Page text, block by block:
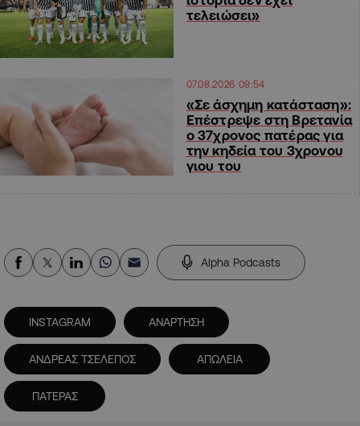
τελειώσει»
07.08.2026 09:54
«Σε άσχημη κατάσταση»:
Επέστρεψε στη Βρετανία
ο 37χρονος πατέρας για
την κηδεία του 3χρονου
γιου του
Alpha Podcasts
INSTAGRAM ΑΝΑΡΤΗΣΗ
ΑΝΔΡΕΑΣ ΤΣΕΛΕΠΟΣ ΑΠΩΛΕΙΑ
ΠΑΤΕΡΑΣ